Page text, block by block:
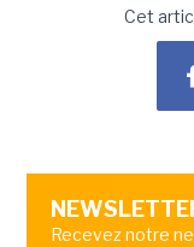
Cet
Recevez notre